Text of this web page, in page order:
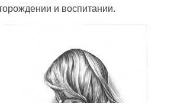
и воспитании.